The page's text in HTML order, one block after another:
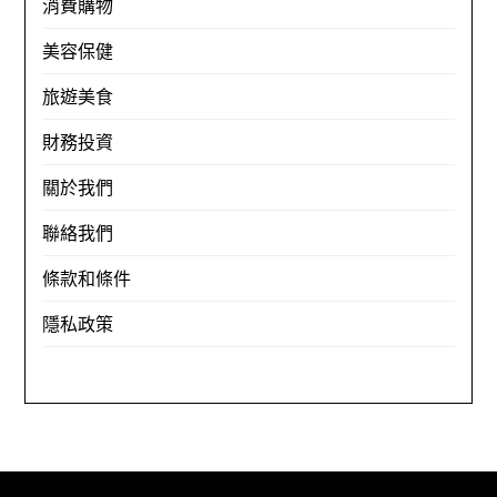
消費購物
美容保健
旅遊美食
財務投資
關於我們
聯絡我們
條款和條件
隱私政策